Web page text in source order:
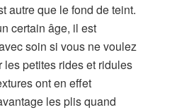
autre que le fond de teint.
certain âge, il est
soin si vous ne voulez
les petites rides et ridules
ont en effet
les plis quand